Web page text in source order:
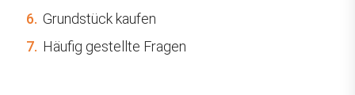
6. Grundstück kaufen
7. Häufig gestellte Fragen